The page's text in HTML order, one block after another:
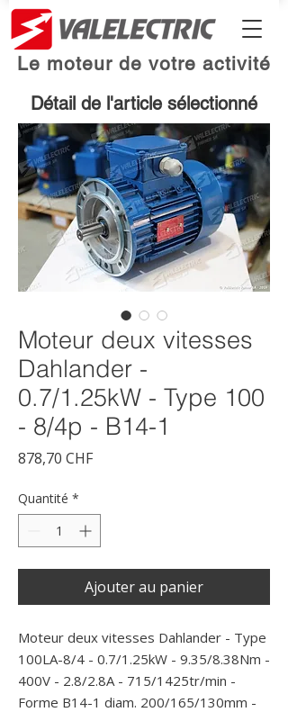
Le moteur de votre activité
Détail de l'article sélectionné
Moteur deux vitesses
Dahlander -
0.7/1.25kW - Type 100
- 8/4p - B14-1
878,70 CHFPrix
Quantité *
Ajouter au panier
Moteur deux vitesses Dahlander - Type
100LA-8/4 - 0.7/1.25kW - 9.35/8.38Nm -
400V - 2.8/2.8A - 715/1425tr/min -
Forme B14-1 diam. 200/165/130mm -